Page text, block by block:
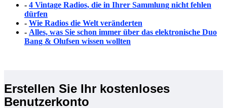
- 4 Vintage Radios, die in Ihrer Sammlung nicht fehlen
dürfen
- Wie Radios die Welt veränderten
- Alles, was Sie schon immer über das elektronische Duo
Bang & Olufsen wissen wollten
Erstellen Sie Ihr kostenloses
Benutzerkonto